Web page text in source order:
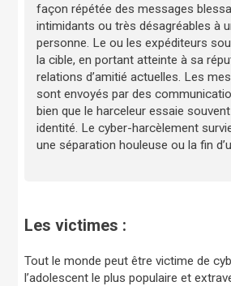
façon répétée des messages
intimidants ou très désagréables à
personne. Le ou les expéditeurs
la cible, en portant atteinte à sa
relations d’amitié actuelles. Les
sont envoyés par des
bien que le harceleur essaie
identité. Le cyber-harcèlement
une séparation houleuse ou la fin
Les victimes :
Tout le monde peut être victime de
l’adolescent le plus populaire et